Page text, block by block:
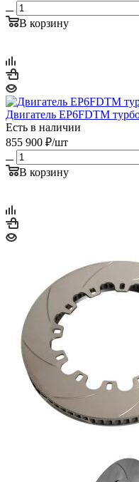
В корзину
Двигатель EP6FDTM
Есть в наличии
855 900 ₽/шт
В корзину